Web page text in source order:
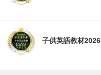
子供英語教材2026